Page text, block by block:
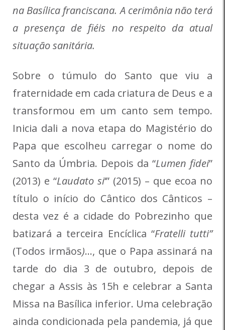
na Basílica franciscana. A cerimônia não terá
a presença de fiéis no respeito da atual
situação sanitária.
Sobre o túmulo do Santo que viu a
fraternidade em cada criatura de Deus e a
transformou em um canto sem tempo.
Inicia dali a nova etapa do Magistério do
Papa que escolheu carregar o nome do
Santo da Úmbria. Depois da “Lumen fidei”
(2013) e “Laudato si‘” (2015) – que ecoa no
título o início do Cântico dos Cânticos –
desta vez é a cidade do Pobrezinho que
batizará a terceira Encíclica “Fratelli tutti”
(Todos irmãos)…, que o Papa assinará na
tarde do dia 3 de outubro, depois de
chegar a Assis às 15h e celebrar a Santa
Missa na Basílica inferior. Uma celebração
ainda condicionada pela pandemia, já que